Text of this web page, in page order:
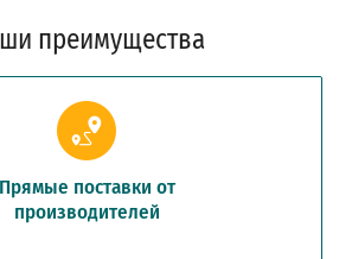
преимущества
Прямые поставки от
производителей